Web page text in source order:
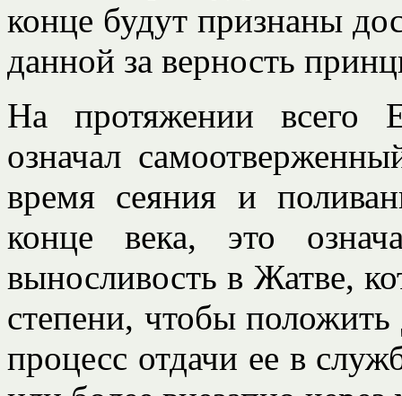
конце будут признаны
данной за верность
На протяжении всего
означал
время сеяния и
конце века, это
выносливость в Жатве,
степени, чтобы
процесс отдачи ее в